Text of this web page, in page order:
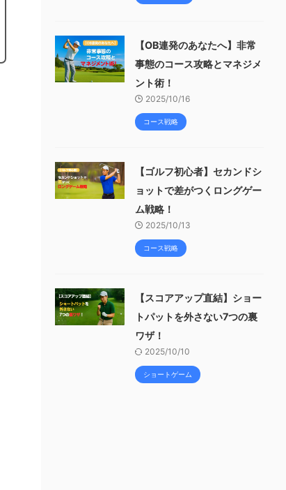
【OB連発のあなたへ】非常
事態のコース攻略とマネジメ
ント術！
2025/10/16
コース戦略
【ゴルフ初心者】セカンドシ
ョットで差がつくロングゲー
ム戦略！
2025/10/13
コース戦略
【スコアアップ直結】ショー
トパットを外さない7つの裏
ワザ！
2025/10/10
ショートゲーム